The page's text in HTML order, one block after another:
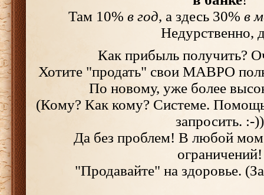
Там 10% в год, а здесь 30% в
Недурственно,
Как прибыль получить?
Хотите "продать" свои МАВРО
По новому, уже более
(Кому? Как кому? Системе. Помощь
запросить. :-))
Да без проблем! В любой
ограничений!
"Продавайте" на здоровье.